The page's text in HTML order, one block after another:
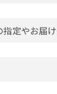
定やお届け